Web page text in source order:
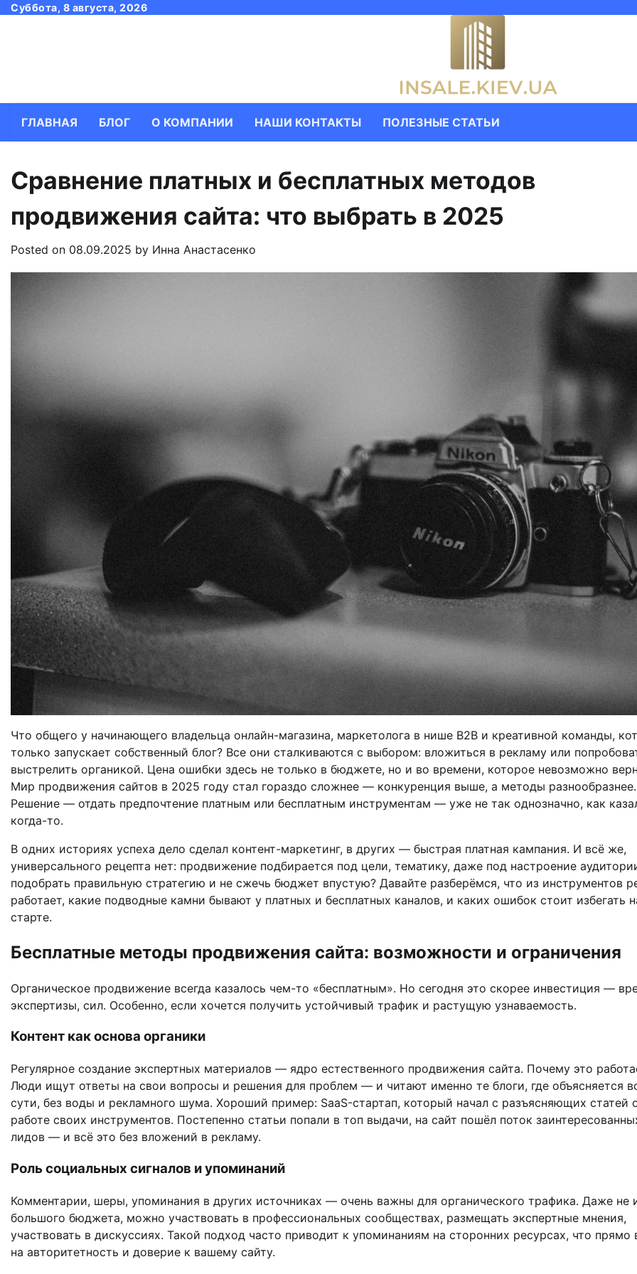
SkipСуббота, 8 августа, 2026
ГЛАВНАЯ БЛОГ О КОМПАНИИ НАШИ КОНТАКТЫ ПОЛЕЗНЫЕ СТАТЬИ
Сравнение платных и бесплатных методов
продвижения сайта: что выбрать в 2025
Posted on 08.09.2025 by Инна Анастасенко
Что общего у начинающего владельца онлайн-магазина, маркетолога в нише B2B и креативной команды,
только запускает собственный блог? Все они сталкиваются с выбором: вложиться в рекламу или
выстрелить органикой. Цена ошибки здесь не только в бюджете, но и во времени, которое невозможно
Мир продвижения сайтов в 2025 году стал гораздо сложнее — конкуренция выше, а методы разнообразнее.
Решение — отдать предпочтение платным или бесплатным инструментам — уже не так однозначно, как
когда-то.
В одних историях успеха дело сделал контент-маркетинг, в других — быстрая платная кампания. И всё же,
универсального рецепта нет: продвижение подбирается под цели, тематику, даже под настроение
подобрать правильную стратегию и не сжечь бюджет впустую? Давайте разберёмся, что из инструментов
работает, какие подводные камни бывают у платных и бесплатных каналов, и каких ошибок стоит избегать
старте.
Бесплатные методы продвижения сайта: возможности и ограничения
Органическое продвижение всегда казалось чем-то «бесплатным». Но сегодня это скорее инвестиция —
экспертизы, сил. Особенно, если хочется получить устойчивый трафик и растущую узнаваемость.
Контент как основа органики
Регулярное создание экспертных материалов — ядро естественного продвижения сайта. Почему это
Люди ищут ответы на свои вопросы и решения для проблем — и читают именно те блоги, где объясняется
сути, без воды и рекламного шума. Хороший пример: SaaS-стартап, который начал с разъясняющих статей
работе своих инструментов. Постепенно статьи попали в топ выдачи, на сайт пошёл поток
лидов — и всё это без вложений в рекламу.
Роль социальных сигналов и упоминаний
Комментарии, шеры, упоминания в других источниках — очень важны для органического трафика. Даже не
большого бюджета, можно участвовать в профессиональных сообществах, размещать экспертные мнения,
участвовать в дискуссиях. Такой подход часто приводит к упоминаниям на сторонних ресурсах, что прямо
на авторитетность и доверие к вашему сайту.